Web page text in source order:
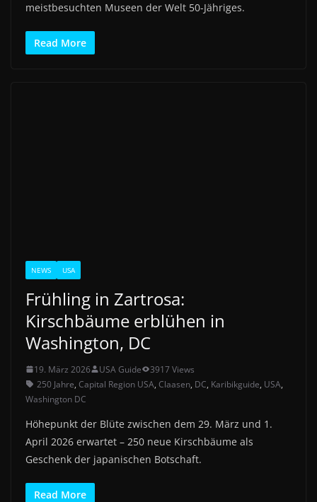
meistbesuchten Museen der Welt 50-Jähriges.
Read More
NEWS USA
Frühling in Zartrosa:
Kirschbäume erblühen in
Washington, DC
19. März 2026 USA Guide
3917 Views
250 Jahre, Capital Region USA, Claasen, DC, Karibikguide, USA,
Washington DC
Höhepunkt der Blüte zwischen dem 29. März und 1.
April 2026 erwartet – 250 neue Kirschbäume als
Geschenk der japanischen Botschaft.
Read More